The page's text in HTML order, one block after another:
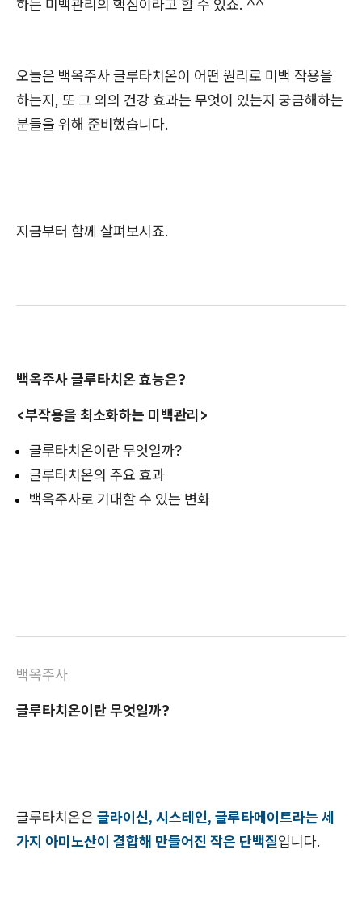
하는 미백관리의 핵심이라고 할 수 있죠. ^^
오늘은 백옥주사 글루타치온이 어떤 원리로 미백 작용을
하는지, 또 그 외의 건강 효과는 무엇이 있는지 궁금해하는
분들을 위해 준비했습니다.
지금부터 함께 살펴보시죠.
백옥주사 글루타치온 효능은?
<부작용을 최소화하는 미백관리>
글루타치온이란 무엇일까?
글루타치온의 주요 효과
백옥주사로 기대할 수 있는 변화
백옥주사
글루타치온이란 무엇일까?
글루타치온은 글라이신, 시스테인, 글루타메이트라는 세
가지 아미노산이 결합해 만들어진 작은 단백질입니다.